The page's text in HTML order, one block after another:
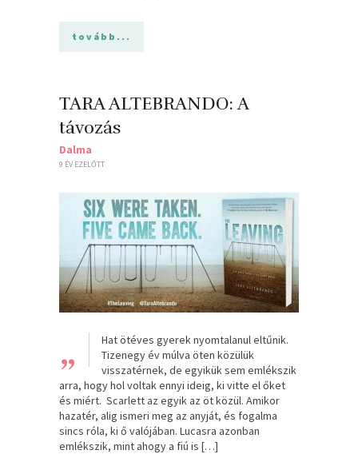
tovább...
TARA ALTEBRANDO: A
távozás
Dalma
9 ÉV EZELŐTT
„
Hat ötéves gyerek nyomtalanul eltűnik.
Tizenegy év múlva öten közülük
visszatérnek, de egyikük sem emlékszik
arra, hogy hol voltak ennyi ideig, ki vitte el őket
és miért. Scarlett az egyik az öt közül. Amikor
hazatér, alig ismeri meg az anyját, és fogalma
sincs róla, ki ő valójában. Lucasra azonban
emlékszik, mint ahogy a fiú is […]